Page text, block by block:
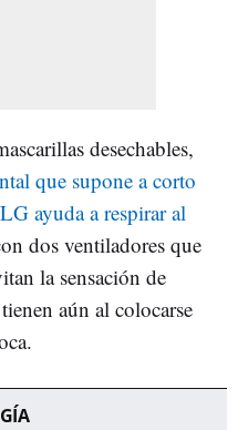
desechables,
que supone a corto
ayuda a respirar al
dos ventiladores que
la sensación de
aún al colocarse